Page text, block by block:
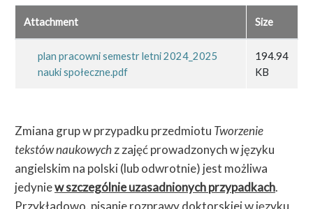
Attachment Size
plan pracowni semestr letni 2024_2025
nauki społeczne.pdf
194.94
KB
Zmiana grup w przypadku przedmiotu Tworzenie
tekstów naukowychz zajęć prowadzonych w języku
angielskim na polski (lub odwrotnie) jest możliwa
jedyniew szczególnie uzasadnionych przypadkach.
Przykładowo, pisanie rozprawy doktorskiej w języku